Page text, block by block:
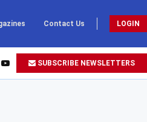
Contact Us LOGIN
SUBSCRIBE NEWSLETTERS